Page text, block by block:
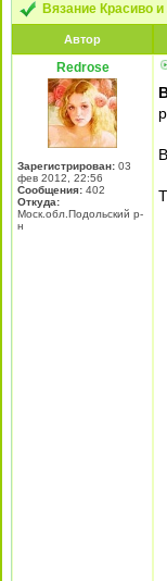
Вязание Красиво
Автор
Redrose
Зарегистрирован: 03
фев 2012, 22:56
Сообщения: 402
Откуда:
Моск.обл.Подольский р-
н